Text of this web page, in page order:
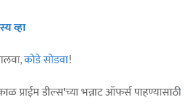
व्हा
कोडे सोडवा!
प्राईम डील्स'च्या भन्नाट ऑफर्स पाहण्यासाठी